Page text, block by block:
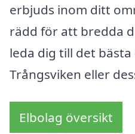
erbjuds inom ditt
rädd för att bredda
leda dig till det
Trångsviken eller
Elbolag översikt